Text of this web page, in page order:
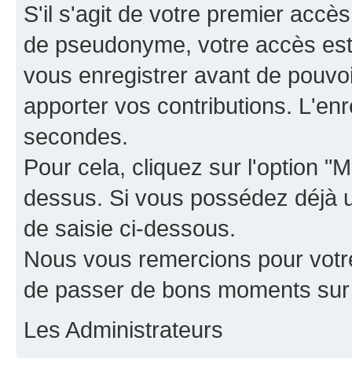
S'il s'agit de votre premier
de pseudonyme, votre accès
vous enregistrer avant de
apporter vos contributions.
secondes.
Pour cela, cliquez sur l'option
dessus. Si vous possédez déjà
de saisie ci-dessous.
Nous vous remercions pour
de passer de bons moments
Les Administrateurs